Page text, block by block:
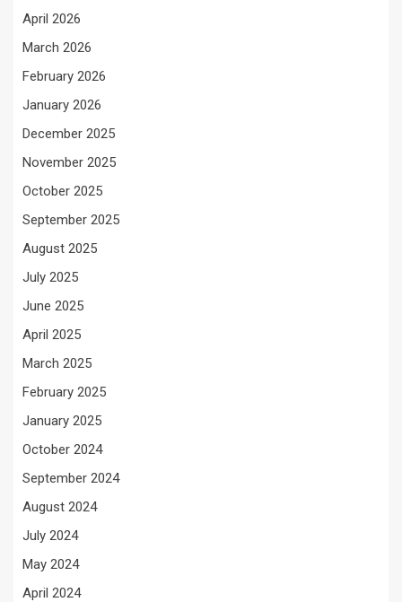
April 2026
March 2026
February 2026
January 2026
December 2025
November 2025
October 2025
September 2025
August 2025
July 2025
June 2025
April 2025
March 2025
February 2025
January 2025
October 2024
September 2024
August 2024
July 2024
May 2024
April 2024